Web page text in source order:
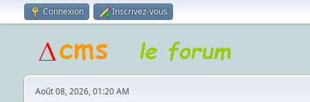
Connexion Inscrivez-vous
Août 08, 2026, 01:20 AM